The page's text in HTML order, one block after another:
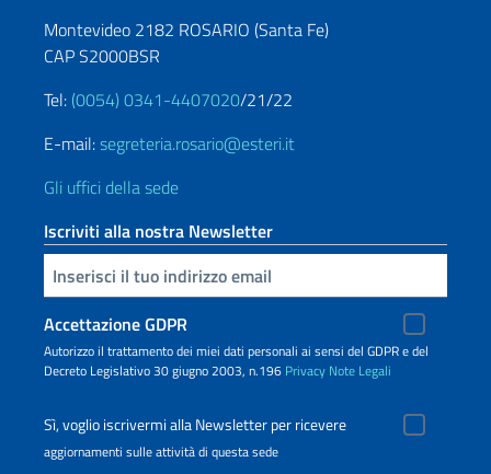
Montevideo 2182 ROSARIO (Santa Fe)
CAP S2000BSR
Tel: (0054) 0341-4407020/21/22
E-mail:segreteria.rosario@esteri.it
Gli uffici della sede
Iscriviti alla nostra Newsletter
Inserisci la tua email
Accettazione GDPR
Autorizzo il trattamento dei miei dati personali ai sensi del GDPR e del
Decreto Legislativo 30 giugno 2003, n.196 Privacy Note Legali
Sì, voglio iscrivermi alla Newsletter per ricevere
aggiornamenti sulle attività di questa sede